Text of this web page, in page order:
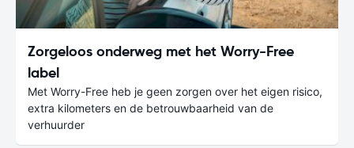
Zorgeloos onderweg met het Worry-Free
label
Met Worry-Free heb je geen zorgen over het eigen risico,
extra kilometers en de betrouwbaarheid van de
verhuurder